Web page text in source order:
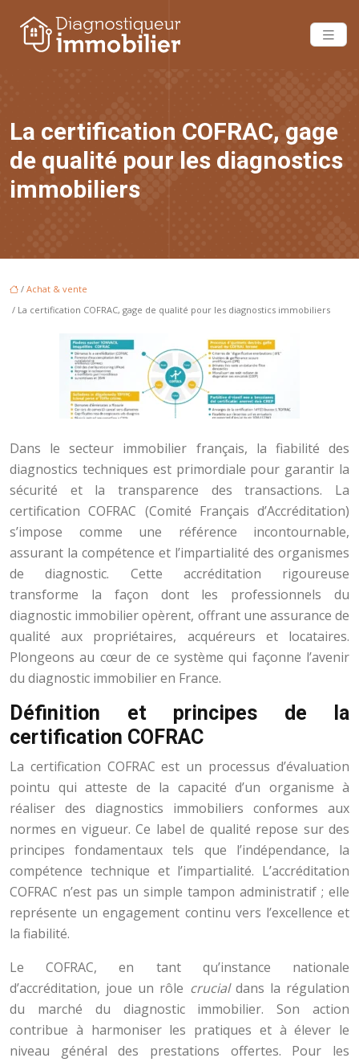
La certification COFRAC, gage
de qualité pour les diagnostics
immobiliers
/ Achat & vente
/ La certification COFRAC, gage de qualité pour les diagnostics immobiliers
Dans le secteur immobilier français, la fiabilité des
diagnostics techniques est primordiale pour garantir la
sécurité et la transparence des transactions. La
certification COFRAC (Comité Français d’Accréditation)
s’impose comme une référence incontournable,
assurant la compétence et l’impartialité des organismes
de diagnostic. Cette accréditation rigoureuse
transforme la façon dont les professionnels du
diagnostic immobilier opèrent, offrant une assurance de
qualité aux propriétaires, acquéreurs et locataires.
Plongeons au cœur de ce système qui façonne l’avenir
du diagnostic immobilier en France.
Définition et principes de la
certification COFRAC
La certification COFRAC est un processus d’évaluation
pointu qui atteste de la capacité d’un organisme à
réaliser des diagnostics immobiliers conformes aux
normes en vigueur. Ce label de qualité repose sur des
principes fondamentaux tels que l’indépendance, la
compétence technique et l’impartialité. L’accréditation
COFRAC n’est pas un simple tampon administratif ; elle
représente un engagement continu vers l’excellence et
la fiabilité.
Le COFRAC, en tant qu’instance nationale
d’accréditation, joue un rôle crucial dans la régulation
du marché du diagnostic immobilier. Son action
contribue à harmoniser les pratiques et à élever le
niveau général des prestations offertes. Pour les